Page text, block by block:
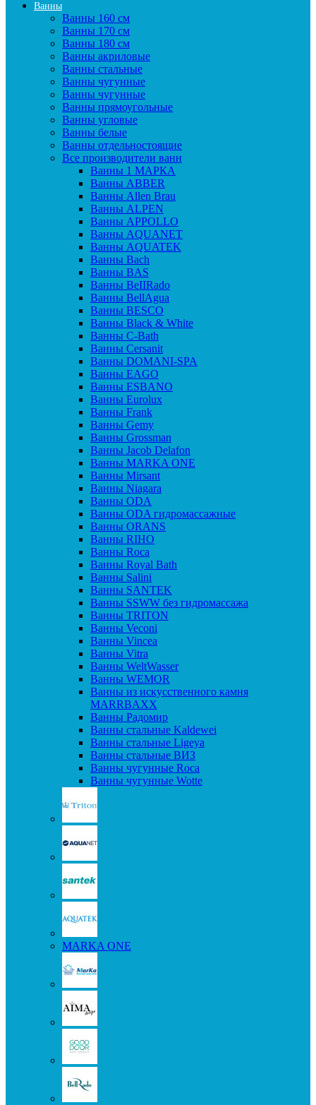
Ванны
Ванны 160 см
Ванны 170 см
Ванны 180 см
Ванны акриловые
Ванны стальные
Ванны чугунные
Ванны чугунные
Ванны прямоугольные
Ванны угловые
Ванны белые
Ванны отдельностоящие
Все производители ванн
Ванны 1 МАРКА
Ванны ABBER
Ванны Allen Brau
Ванны ALPEN
Ванны APPOLLO
Ванны AQUANET
Ванны AQUATEK
Ванны Bach
Ванны BAS
Ванны BeIIRado
Ванны BellAgua
Ванны BESCO
Ванны Black & White
Ванны C-Bath
Ванны Cersanit
Ванны DOMANI-SPA
Ванны EAGO
Ванны ESBANO
Ванны Eurolux
Ванны Frank
Ванны Gemy
Ванны Grossman
Ванны Jacob Delafon
Ванны MARKA ONE
Ванны Mirsant
Ванны Niagara
Ванны ODA
Ванны ODA гидромассажные
Ванны ORANS
Ванны RIHO
Ванны Roca
Ванны Royal Bath
Ванны Salini
Ванны SANTEK
Ванны SSWW без гидромассажа
Ванны TRITON
Ванны Veconi
Ванны Vincea
Ванны Vitra
Ванны WeltWasser
Ванны WEMOR
Ванны из искусственного камня
MARRBAXX
Ванны Радомир
Ванны стальные Kaldewei
Ванны стальные Ligeya
Ванны стальные ВИЗ
Ванны чугунные Roca
Ванны чугунные Wotte
MARKA ONE